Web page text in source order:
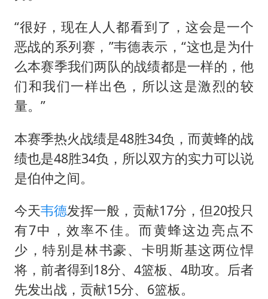
首次证实！“胶球”存在
感觉全东北都在等7号
泰国一女公务员妆容引争议 本人回应
“很好，现在人人都看到了，这会是一个
恶战的系列赛，”韦德表示，“这也是为什
么本赛季我们两队的战绩都是一样的，他
们和我们一样出色，所以这是激烈的较
量。”
本赛季热火战绩是48胜34负，而黄蜂的战
绩也是48胜34负，所以双方的实力可以说
是伯仲之间。
今天韦德发挥一般，贡献17分，但20投只
有7中，效率不佳。而黄蜂这边亮点不
少，特别是林书豪、卡明斯基这两位悍
将，前者得到18分、4篮板、4助攻。后者
先发出战，贡献15分、6篮板。